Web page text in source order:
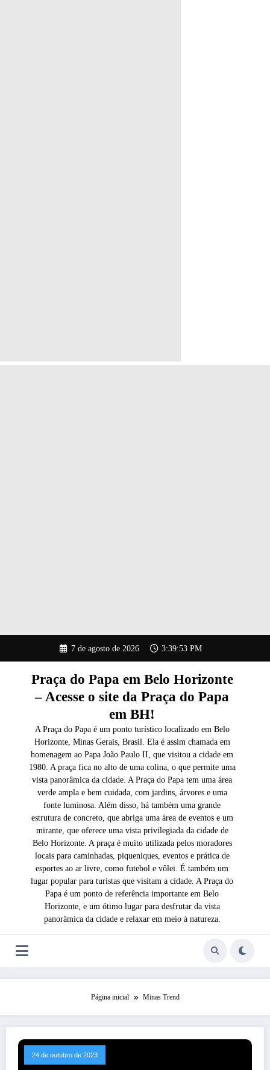
o
7 de agosto de 2026 3:39:54 PM
Praça do Papa em Belo Horizonte
– Acesse o site da Praça do Papa
em BH!
A Praça do Papa é um ponto turístico localizado em Belo
Horizonte, Minas Gerais, Brasil. Ela é assim chamada em
homenagem ao Papa João Paulo II, que visitou a cidade em
1980. A praça fica no alto de uma colina, o que permite uma
vista panorâmica da cidade. A Praça do Papa tem uma área
verde ampla e bem cuidada, com jardins, árvores e uma
fonte luminosa. Além disso, há também uma grande
estrutura de concreto, que abriga uma área de eventos e um
mirante, que oferece uma vista privilegiada da cidade de
Belo Horizonte. A praça é muito utilizada pelos moradores
locais para caminhadas, piqueniques, eventos e prática de
esportes ao ar livre, como futebol e vôlei. É também um
lugar popular para turistas que visitam a cidade. A Praça do
Papa é um ponto de referência importante em Belo
Horizonte, e um ótimo lugar para desfrutar da vista
panorâmica da cidade e relaxar em meio à natureza.
Página inicial Minas Trend
24 de outubro de 2023